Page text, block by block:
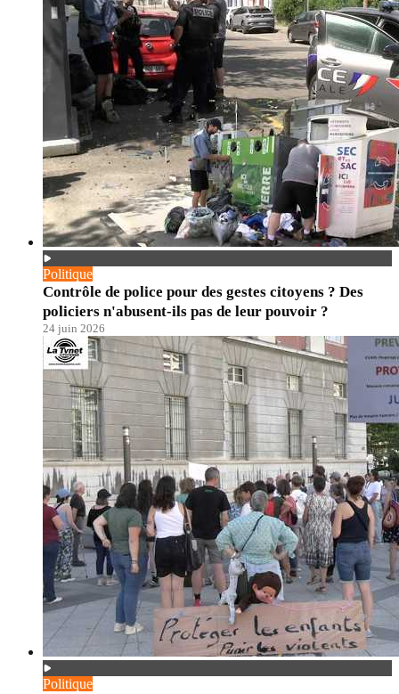
Politique
Contrôle de police pour des gestes citoyens ? Des
policiers n'abusent-ils pas de leur pouvoir ?
24 juin 2026
Politique